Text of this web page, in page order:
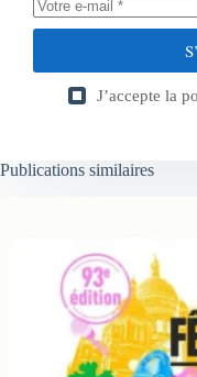
J’accepte la
Publications similaires